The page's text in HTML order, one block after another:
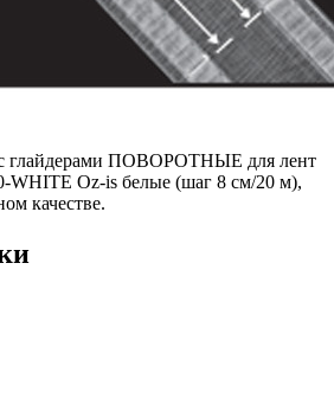
глайдерами ПОВОРОТНЫЕ для лент
WHITE Oz-is белые (шаг 8 см/20 м),
качестве.